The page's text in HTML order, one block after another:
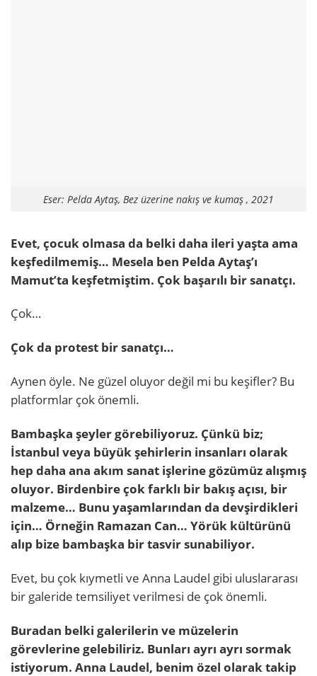
Eser: Pelda Aytaş, Bez üzerine nakış ve kumaş , 2021
Evet, çocuk olmasa da belki daha ileri yaşta ama
keşfedilmemiş… Mesela ben Pelda Aytaş’ı
Mamut’ta keşfetmiştim. Çok başarılı bir sanatçı.
Çok…
Çok da protest bir sanatçı…
Aynen öyle. Ne güzel oluyor değil mi bu keşifler? Bu
platformlar çok önemli.
Bambaşka şeyler görebiliyoruz. Çünkü biz;
İstanbul veya büyük şehirlerin insanları olarak
hep daha ana akım sanat işlerine gözümüz alışmış
oluyor. Birdenbire çok farklı bir bakış açısı, bir
malzeme… Bunu yaşamlarından da devşirdikleri
için… Örneğin Ramazan Can… Yörük kültürünü
alıp bize bambaşka bir tasvir sunabiliyor.
Evet, bu çok kıymetli ve Anna Laudel gibi uluslararası
bir galeride temsiliyet verilmesi de çok önemli.
Buradan belki galerilerin ve müzelerin
görevlerine gelebiliriz. Bunları ayrı ayrı sormak
istiyorum. Anna Laudel, benim özel olarak takip